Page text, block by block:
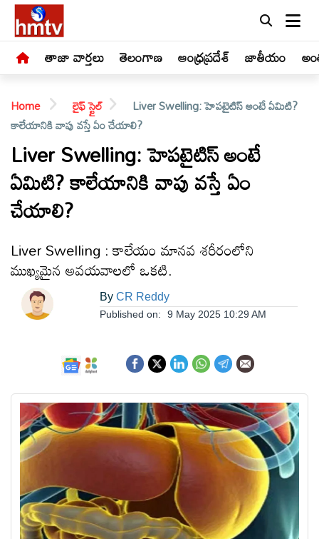
తాజా వార్తలు తెలంగాణ ఆంధ్రప్రదేశ్ జాతీయం
LIVE
తాజా
తెలంగాణ
జాతీయం
అంతర్జాతీయం
సినిమా
క్రీడలు
Home లైఫ్ స్టైల్
Liver Swelling: హెపటైటిస్ అంటే ఏమిటి?
కాలేయానికి వాపు వస్తే ఏం చేయాలి?
Liver Swelling: హెపటైటిస్ అంటే
ఏమిటి? కాలేయానికి వాపు వస్తే ఏం
చేయాలి?
Liver Swelling : కాలేయం మానవ శరీరంలోని
ముఖ్యమైన అవయవాలలో ఒకటి.
By CR Reddy
Published on: 9 May 2025 10:29 AM